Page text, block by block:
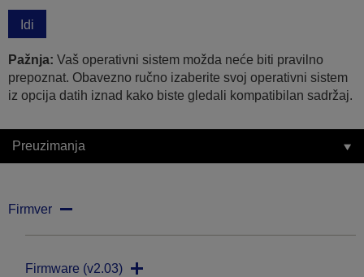
Idi
Pažnja: Vaš operativni sistem možda neće biti pravilno
prepoznat. Obavezno ručno izaberite svoj operativni sistem
iz opcija datih iznad kako biste gledali kompatibilan sadržaj.
Preuzimanja
Firmver
Firmware (v2.03)